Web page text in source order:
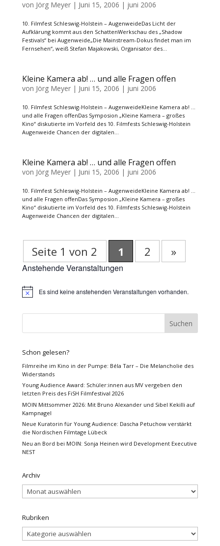
von Jörg Meyer| Juni 15, 2006 | juni 2006
10. Filmfest Schleswig-Holstein – AugenweideDas Licht der
Aufklärung kommt aus den SchattenWerkschau des „Shadow
Festivals“ bei Augenweide„Die Mainstream-Dokus findet man im
Fernsehen“, weiß Stefan Majakowski, Organisator des...
Kleine Kamera ab! … und alle Fragen offen
von Jörg Meyer| Juni 15, 2006 | juni 2006
10. Filmfest Schleswig-Holstein – AugenweideKleine Kamera ab! …
und alle Fragen offenDas Symposion „Kleine Kamera – großes
Kino“ diskutierte im Vorfeld des 10. Filmfests Schleswig-Holstein
Augenweide Chancen der digitalen...
Kleine Kamera ab! … und alle Fragen offen
von Jörg Meyer| Juni 15, 2006 | juni 2006
10. Filmfest Schleswig-Holstein – AugenweideKleine Kamera ab! …
und alle Fragen offenDas Symposion „Kleine Kamera – großes
Kino“ diskutierte im Vorfeld des 10. Filmfests Schleswig-Holstein
Augenweide Chancen der digitalen...
Seite 1 von 2 1 2 »
Anstehende Veranstaltungen
HinweisEs sind keine anstehenden Veranstaltungen vorhanden.
Schon gelesen?
Filmreihe im Kino in der Pumpe: Béla Tarr – Die Melancholie des
Widerstands
Young Audience Award: Schüler:innen aus MV vergeben den
letzten Preis des FiSH Filmfestival 2026
MOIN Mittsommer 2026: Mit Bruno Alexander und Sibel Kekilli auf
Kampnagel
Neue Kuratorin für Young Audience: Dascha Petuchow verstärkt
die Nordischen Filmtage Lübeck
Neu an Bord bei MOIN: Sonja Heinen wird Development Executive
NEST
Archiv
Archiv
Rubriken
Rubriken